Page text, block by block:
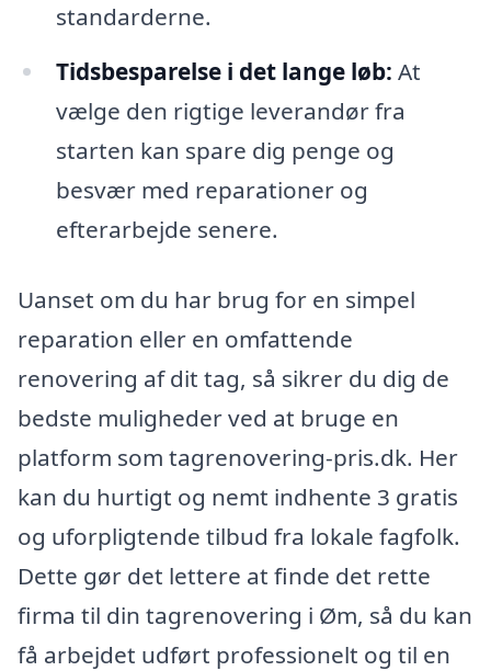
standarderne.
Tidsbesparelse i det lange løb: At
vælge den rigtige leverandør fra
starten kan spare dig penge og
besvær med reparationer og
efterarbejde senere.
Uanset om du har brug for en simpel
reparation eller en omfattende
renovering af dit tag, så sikrer du dig de
bedste muligheder ved at bruge en
platform som tagrenovering-pris.dk. Her
kan du hurtigt og nemt indhente 3 gratis
og uforpligtende tilbud fra lokale fagfolk.
Dette gør det lettere at finde det rette
firma til din tagrenovering i Øm, så du kan
få arbejdet udført professionelt og til en